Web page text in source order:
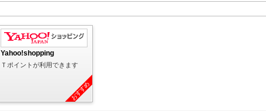
Yahoo!shopping
Ｔポイントが利用できます
おすすめ